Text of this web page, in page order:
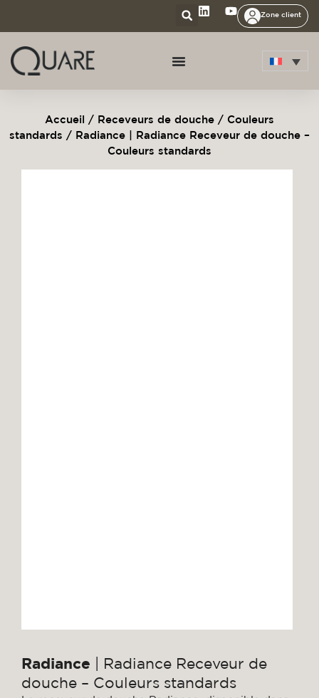
Zone client
Accueil / Receveurs de douche / Couleurs
standards / Radiance | Radiance Receveur de douche –
Couleurs standards
Radiance | Radiance Receveur de
douche – Couleurs standards